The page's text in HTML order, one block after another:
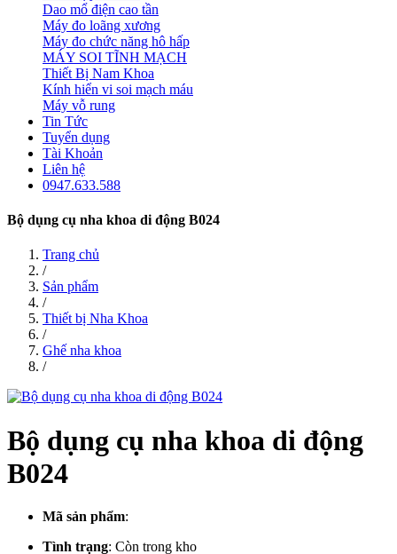
Dao mổ điện cao tần
Máy đo loãng xương
Máy đo chức năng hô hấp
MÁY SOI TĨNH MẠCH
Thiết Bị Nam Khoa
Kính hiển vi soi mạch máu
Máy vỗ rung
Tin Tức
Tuyển dụng
Tài Khoản
Liên hệ
0947.633.588
Bộ dụng cụ nha khoa di động B024
Trang chủ
/
Sản phẩm
/
Thiết bị Nha Khoa
/
Ghế nha khoa
/
Bộ dụng cụ nha khoa di động
B024
Mã sản phẩm:
Tình trạng: Còn trong kho